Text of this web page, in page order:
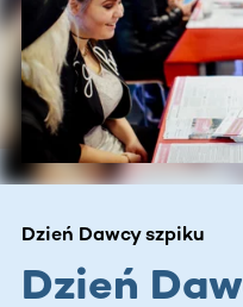
Dzień Dawcy szpiku
Dzień